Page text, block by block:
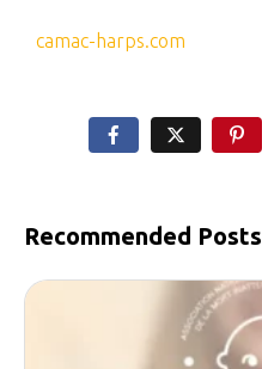
camac-harps.com
Recommended Posts